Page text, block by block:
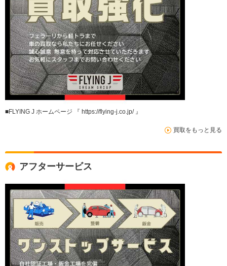
■FLYING J ホームページ 『 https://flying-j.co.jp/ 』
買取をもっと見る
アフターサービス